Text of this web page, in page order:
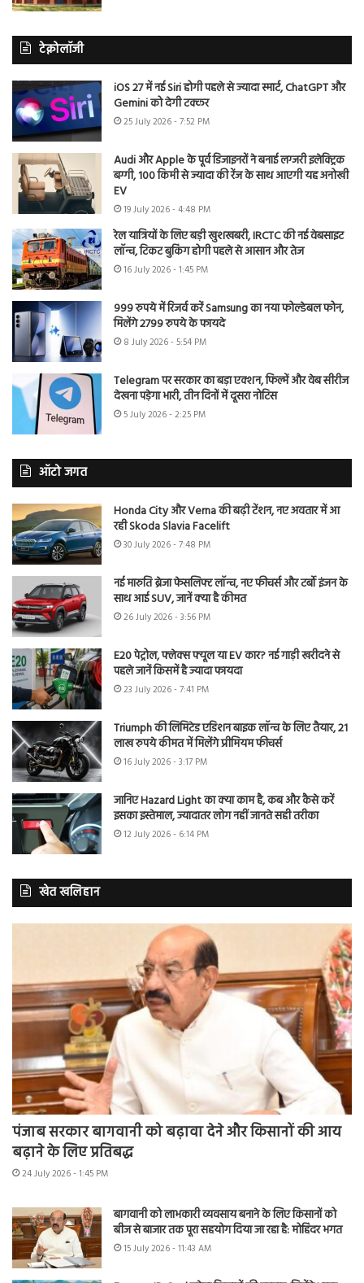
टेक्नोलॉजी
iOS 27 में नई Siri होगी पहले से ज्यादा स्मार्ट, ChatGPT और
Gemini को देगी टक्कर
25 July 2026 - 7:52 PM
Audi और Apple के पूर्व डिजाइनरों ने बनाई लग्जरी इलेक्ट्रिक
बग्गी, 100 किमी से ज्यादा की रेंज के साथ आएगी यह अनोखी
EV
19 July 2026 - 4:48 PM
रेल यात्रियों के लिए बड़ी खुशखबरी, IRCTC की नई वेबसाइट
लॉन्च, टिकट बुकिंग होगी पहले से आसान और तेज
16 July 2026 - 1:45 PM
999 रुपये में रिजर्व करें Samsung का नया फोल्डेबल फोन,
मिलेंगे 2799 रुपये के फायदे
8 July 2026 - 5:54 PM
Telegram पर सरकार का बड़ा एक्शन, फिल्में और वेब सीरीज
देखना पड़ेगा भारी, तीन दिनों में दूसरा नोटिस
5 July 2026 - 2:25 PM
ऑटो जगत
Honda City और Verna की बढ़ी टेंशन, नए अवतार में आ
रही Skoda Slavia Facelift
30 July 2026 - 7:48 PM
नई मारुति ब्रेजा फेसलिफ्ट लॉन्च, नए फीचर्स और टर्बो इंजन के
साथ आई SUV, जानें क्या है कीमत
26 July 2026 - 3:56 PM
E20 पेट्रोल, फ्लेक्स फ्यूल या EV कार? नई गाड़ी खरीदने से
पहले जानें किसमें है ज्यादा फायदा
23 July 2026 - 7:41 PM
Triumph की लिमिटेड एडिशन बाइक लॉन्च के लिए तैयार, 21
लाख रुपये कीमत में मिलेंगे प्रीमियम फीचर्स
16 July 2026 - 3:17 PM
जानिए Hazard Light का क्या काम है, कब और कैसे करें
इसका इस्तेमाल, ज्यादातर लोग नहीं जानते सही तरीका
12 July 2026 - 6:14 PM
खेत खलिहान
पंजाब सरकार बागवानी को बढ़ावा देने और किसानों की आय
बढ़ाने के लिए प्रतिबद्ध
24 July 2026 - 1:45 PM
बागवानी को लाभकारी व्यवसाय बनाने के लिए किसानों को
बीज से बाजार तक पूरा सहयोग दिया जा रहा है: मोहिंदर भगत
15 July 2026 - 11:43 AM